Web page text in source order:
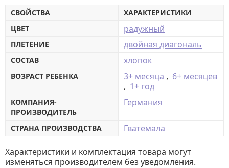
СВОЙСТВА
ХАРАКТЕРИСТИКИ
ЦВЕТ
радужный
ПЛЕТЕНИЕ двойная диагональ
СОСТАВ хлопок
ВОЗРАСТ РЕБЕНКА 3+ месяца , 6+ месяцев
, 1+ год
КОМПАНИЯ-
ПРОИЗВОДИТЕЛЬ
Германия
СТРАНА ПРОИЗВОДСТВА Гватемала
Характеристики и комплектация товара могут
изменяться производителем без уведомления.